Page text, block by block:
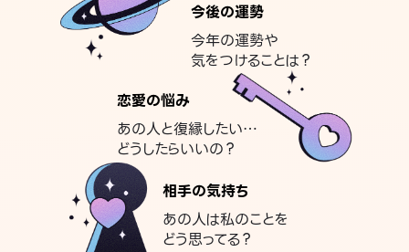
今後の運勢
今年の運勢や
気をつけることは？
恋愛の悩み
あの人と復縁したい…
どうしたらいいの？
相手の気持ち
あの人は私のことを
どう思ってる？